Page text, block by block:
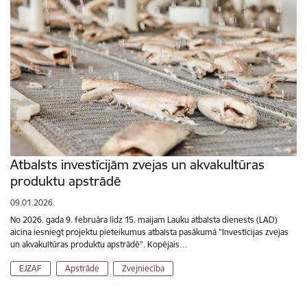
Atbalsts investīcijām zvejas un akvakultūras
produktu apstrādē
09.01.2026.
No 2026. gada 9. februāra līdz 15. maijam Lauku atbalsta dienests (LAD)
aicina iesniegt projektu pieteikumus atbalsta pasākumā "Investīcijas zvejas
un akvakultūras produktu apstrādē". Kopējais…
EJZAF Apstrāde Zvejniecība